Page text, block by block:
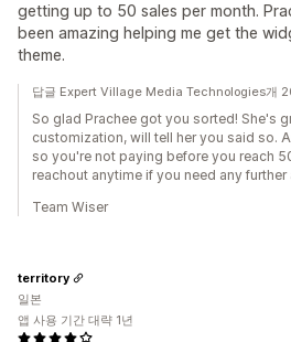
getting up to 50 sales per month.
been amazing helping me get the
theme.
답글 Expert Village Media Technologies개
So glad Prachee got you sorted! She's
customization, will tell her you said so.
so you're not paying before you reach
reachout anytime if you need any further
Team Wiser
territory
일본
앱 사용 기간 대략 1년